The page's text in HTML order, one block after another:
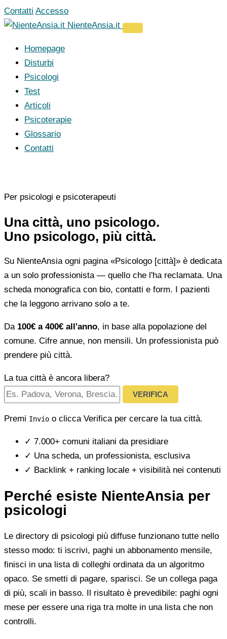
Vai
al
Contatti Accesso
NienteAnsia.it
Homepage
Disturbi
Psicologi
Test
Articoli
Psicoterapie
Glossario
Contatti
Per psicologi e psicoterapeuti
Una città, uno psicologo.
Uno psicologo, più città.
Su NienteAnsia ogni pagina «Psicologo [città]» è dedicata
a un solo professionista — quello che l'ha reclamata. Una
scheda monografica con bio, contatti e form. I pazienti
che la leggono arrivano solo a te.
Da 100€ a 400€ all'anno, in base alla popolazione del
comune. Cifre annue, non mensili. Un professionista può
prendere più città.
La tua città è ancora libera?
VERIFICA
Premi Invio o clicca Verifica per cercare la tua città.
✓ 7.000+ comuni italiani da presidiare
✓ Una scheda, un professionista, esclusiva
✓ Backlink + ranking locale + visibilità nei contenuti
Perché esiste NienteAnsia per
psicologi
Le directory di psicologi più diffuse funzionano tutte nello
stesso modo: ti iscrivi, paghi un abbonamento mensile,
finisci in una lista di colleghi ordinata da un algoritmo
opaco. Se smetti di pagare, sparisci. Se un collega paga
di più, scali in basso. Il risultato è prevedibile: paghi ogni
mese per essere una riga tra molte in una lista che non
controlli.